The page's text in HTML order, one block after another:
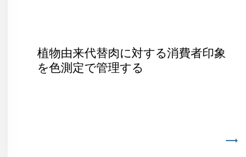
植物由来代替肉に対する消費者印象
を色測定で管理する